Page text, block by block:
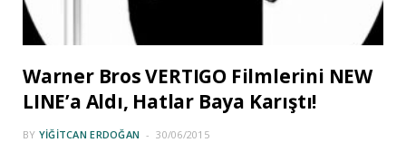
Warner Bros VERTIGO Filmlerini NEW
LINE’a Aldı, Hatlar Baya Karıştı!
BY YIĞITCAN ERDOĞAN 30/06/2015